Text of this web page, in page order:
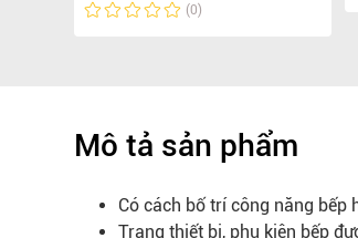
(0)
Mô tả sản phẩm
Có cách bố trí công năng bếp
Trang thiết bị, phụ kiện bếp